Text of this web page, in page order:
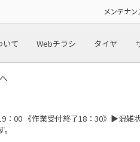
メンテナ
いて Webチラシ タイヤ
00 《作業受付終了18：30》▶︎混雑